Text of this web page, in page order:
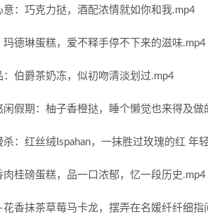
：巧克力挞，酒配浓情就如你和我.mp4
德琳蛋糕，爱不释手停不下来的滋味.mp4
伯爵茶奶冻，似初吻清淡划过.mp4
假期：柚子香橙挞，睡个懒觉也来得及做
：红丝绒Ispahan，一抹胜过玫瑰的红 年
桂磅蛋糕，品一口浓郁，忆一段历史.mp4
香抹茶草莓马卡龙，摆弄在名媛纤纤细指